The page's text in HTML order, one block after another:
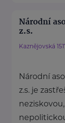
Národní
z.s.
Kaznějovská
Národní
z.s. je